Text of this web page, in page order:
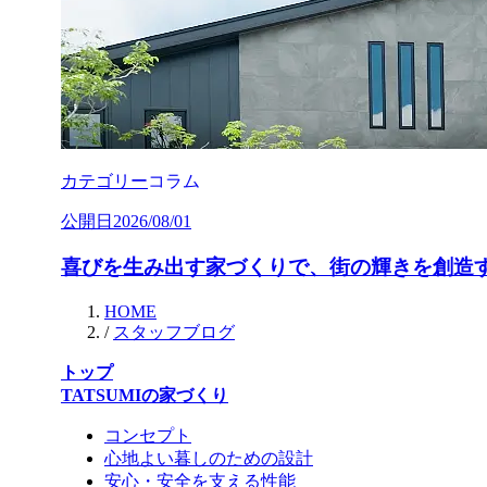
カテゴリーコラム
公開日 2026/08/01
喜びを生み出す家づくりで、街の輝きを創造
HOME
/ スタッフブログ
トップ
TATSUMIの家づくり
コンセプト
心地よい暮しのための設計
安心・安全を支える性能